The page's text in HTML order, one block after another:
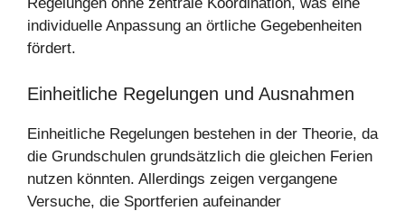
individuelle Anpassung an örtliche Gegebenheiten
fördert.
Einheitliche Regelungen und Ausnahmen
Einheitliche Regelungen bestehen in der Theorie, da
die Grundschulen grundsätzlich die gleichen Ferien
nutzen könnten. Allerdings zeigen vergangene
Versuche, die Sportferien aufeinander